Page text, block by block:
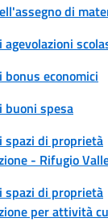
di
agevolazioni
bonus economici
buoni spesa
spazi di proprietà
- Rifugio
spazi di proprietà
per attività